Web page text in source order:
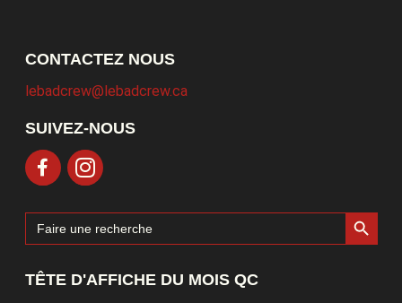
CONTACTEZ NOUS
lebadcrew@lebadcrew.ca
SUIVEZ-NOUS
Search
for:
Search Button
TÊTE D'AFFICHE DU MOIS QC